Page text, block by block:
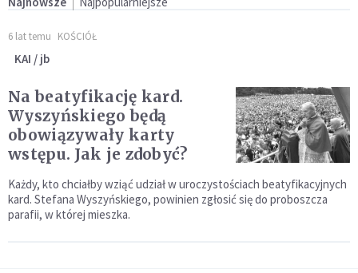
6 lat temu KOŚCIÓŁ
KAI / jb
Na beatyfikację kard.
Wyszyńskiego będą
obowiązywały karty
wstępu. Jak je zdobyć?
Każdy, kto chciałby wziąć udział w uroczystościach beatyfikacyjnych
kard. Stefana Wyszyńskiego, powinien zgłosić się do proboszcza
parafii, w której mieszka.